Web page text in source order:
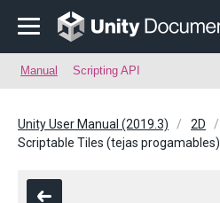
Manual Scripting API
Unity User Manual (2019.3) 2D
Scriptable Tiles (tejas progamables)